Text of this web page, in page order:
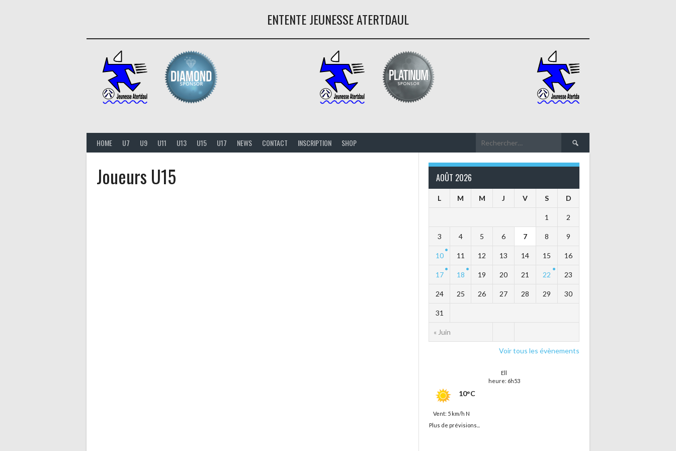
ENTENTE JEUNESSE ATERTDAUL
HOME U7 U9 U11 U13 U15 U17 NEWS CONTACT INSCRIPTION SHOP Rechercher :
Joueurs U15 AOÛT 2026
L M M J V S D
« Juin
1 2
3 4 5 6 7 8 9
10 11 12 13 14 15 16
17 18 19 20 21 22 23
24 25 26 27 28 29 30
31
Voir tous les évènements
Ell
heure: 6h53
10°C
Vent: 5 km/h N
Plus de prévisions...